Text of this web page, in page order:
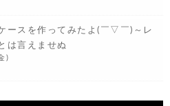
ースを作ってみたよ(￣▽￣)～レ
は言えませぬ
)